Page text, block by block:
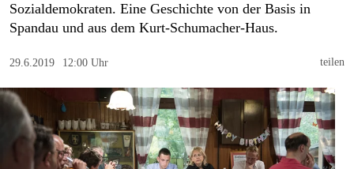
gesellschaft
sport
berlin
Sozialdemokraten. Eine Geschichte von der Basis in
Spandau und aus dem Kurt-Schumacher-Haus.
29.6.2019 12:00 Uhr teilen